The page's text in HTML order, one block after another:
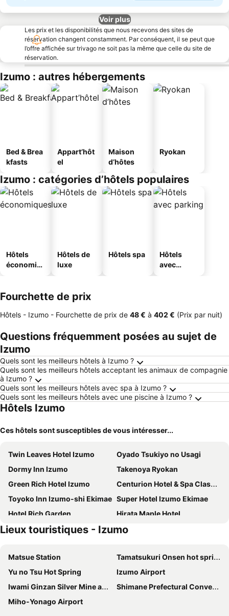
Voir plus
Les prix et les disponibilités que nous recevons des sites de
réservation changent constamment. Par conséquent, il se peut que
l’offre affichée sur trivago ne soit pas la même que celle du site de
réservation.
Izumo : autres hébergements
Bed & Brea
kfasts
Appart’hôt
el
Maison
d’hôtes
Ryokan
Izumo : catégories d’hôtels populaires
Hôtels
économiq
Hôtels de
luxe
Hôtels spa
Hôtels
avec
Fourchette de prix
Hôtels - Izumo - Fourchette de prix de ‎48 € à ‎402 € (Prix par nuit)
Questions fréquemment posées au sujet de
Izumo
Quels sont les meilleurs hôtels à Izumo ?
Quels sont les meilleurs hôtels acceptant les animaux de compagnie
à Izumo ?
Quels sont les meilleurs hôtels avec spa à Izumo ?
Quels sont les meilleurs hôtels avec une piscine à Izumo ?
Hôtels Izumo
Ces hôtels sont susceptibles de vous intéresser...
Twin Leaves Hotel Izumo
Oyado Tsukiyo no Usagi
Dormy Inn Izumo
Takenoya Ryokan
Green Rich Hotel Izumo
Centurion Hotel & Spa Classic Izumo
Toyoko Inn Izumo-shi Ekimae Super Hotel Izumo Ekimae
Hotel Rich Garden
Hirata Maple Hotel
Inishie no Yado Keiun
Hotel Areaone Izumo
Izumo Airport Hotel
Hotel Alpha-One Izumo
Nipponia Izumo Taisha Shrine Town
Hotel Takeshi Sanso
Izumo HOTEL THE CLIFF
Villa Izumoya
RITA Izumo Hirata
Lieux touristiques - Izumo
Matsue Station
Tamatsukuri Onsen hot spring
Yu no Tsu Hot Spring
Izumo Airport
Iwami Ginzan Silver Mine and its Cultural Landscape
Shimane Prefectural Convention Center
Miho-Yonago Airport